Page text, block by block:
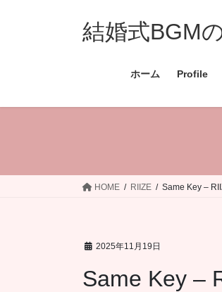
ス
ン
結婚式BGM
ホーム Profile
HOME RIIZE Same Key –
2025年11月19日
Same Key –